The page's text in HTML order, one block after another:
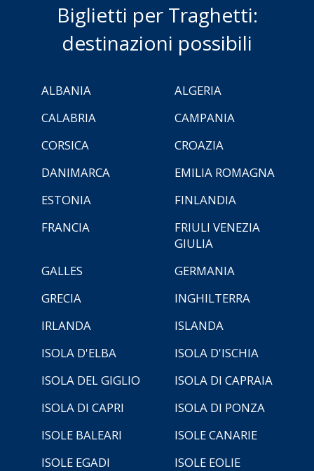
Biglietti per Traghetti:
destinazioni possibili
ALBANIA
ALGERIA
CALABRIA
CAMPANIA
CORSICA
CROAZIA
DANIMARCA
EMILIA ROMAGNA
ESTONIA
FINLANDIA
FRANCIA
FRIULI VENEZIA
GIULIA
GALLES
GERMANIA
GRECIA
INGHILTERRA
IRLANDA
ISLANDA
ISOLA D'ELBA
ISOLA D'ISCHIA
ISOLA DEL GIGLIO
ISOLA DI CAPRAIA
ISOLA DI CAPRI
ISOLA DI PONZA
ISOLE BALEARI
ISOLE CANARIE
ISOLE EGADI
ISOLE EOLIE